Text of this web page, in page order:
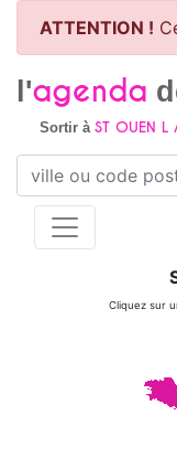
ATTENTION !
l'agenda
Sortir à ST OUEN L
Cliquez sur